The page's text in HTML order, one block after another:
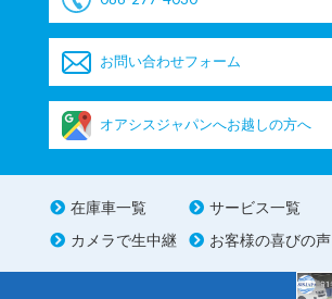
お問い合わせフォーム
オアシスジャパンへお越しの方へ
在庫車一覧 サービス一覧
カメラで生中継
お客様の喜びの声